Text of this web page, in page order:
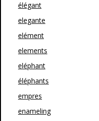
élégant
elegante
elément
elements
eléphant
éléphants
empres
enameling